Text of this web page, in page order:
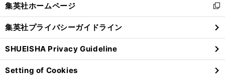
閉
る
集英社ホームページ
新
し
い
ウ
ィ
ン
ド
集英社プライバシーガイドライン
SHUEISHA Privacy Guideline
Setting of Cookies